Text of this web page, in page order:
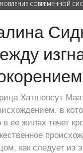
СОВРЕМЕННОЙ
Хатшепсут
в
в ее жилах течет
как следует из